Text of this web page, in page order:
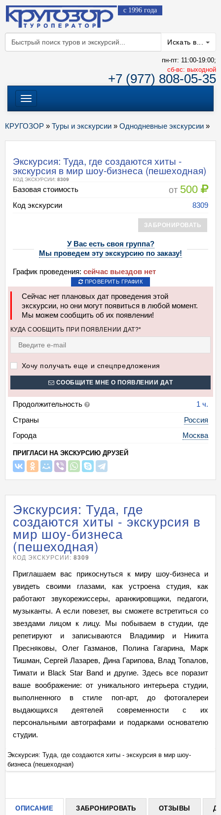
с 1996 года
Искать в...
пн-пт: 11:00-19:00;
cб-вс: выходной
+7 (977) 808-05-35
Меню
КРУГОЗОР » Туры и экскурсии » Однодневные экскурсии »
Экскурсия: Туда, где создаются хиты -
экскурсия в мир шоу-бизнеса (пешеходная)
КОД ЭКСКУРСИИ: 8309
Базовая стоимость от 500
Код экскурсии 8309
ЗАБРОНИРОВАТЬ
У Вас есть своя группа?
Мы проведем эту экскурсию по заказу!
График проведения: сейчас выездов нет
ПРОВЕРИТЬ ГРАФИК
Сейчас нет плановых дат проведения этой
экскурсии, но они могут появиться в любой момент.
Мы можем сообщить об их появлении!
КУДА СООБЩИТЬ ПРИ ПОЯВЛЕНИИ ДАТ?*
Хочу получать еще и спецпредложения
СООБЩИТЕ МНЕ О ПОЯВЛЕНИИ ДАТ
Продолжительность
1 ч.
Страны
Россия
Города
Москва
ПРИГЛАСИ НА ЭКСКУРСИЮ ДРУЗЕЙ
Экскурсия: Туда, где
создаются хиты - экскурсия в
мир шоу-бизнеса
(пешеходная)
КОД ЭКСКУРСИИ:8309
Приглашаем вас прикоснуться к миру шоу-бизнеса и
увидеть своими глазами, как устроена студия, как
работают звукорежиссеры, аранжировщики, педагоги,
музыканты. А если повезет, вы сможете встретиться со
звездами лицом к лицу. Мы побываем в студии, где
репетируют и записываются Владимир и Никита
Пресняковы, Олег Газманов, Полина Гагарина, Марк
Тишман, Сергей Лазарев, Дина Гарипова, Влад Топалов,
Тимати и Black Star Band и другие. Здесь все поразит
ваше воображение: от уникального интерьера студии,
выполненного в стиле поп-арт, до фотогалереи
выдающихся деятелей современности с их
персональными автографами и подарками основателю
студии.
+
Экскурсия: Туда, где создаются хиты - экскурсия в мир шоу-
бизнеса (пешеходная)
ОПИСАНИЕ ЗАБРОНИРОВАТЬ ОТЗЫВЫ